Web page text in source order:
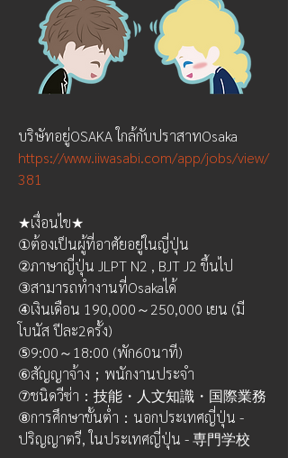
บริษัทอยู่OSAKA ใกล้กับปราสาทOsaka
https://www.iiwasabi.com/app/jobs/view/
381
★เงื่อนไข★
①ต้องเป็นผู้ที่อาศัยอยู่ในญี่ปุ่น
②ภาษาญี่ปุ่น JLPT N2 , BJT J2 ขึ้นไป
③สามารถทำงานที่Osakaได้
④เงินเดือน 190,000～250,000 เยน (มี
โบนัส ปีละ2ครั้ง)
⑤9:00～18:00 (พัก60นาที)
⑥สัญญาจ้าง；พนักงานประจำ
⑦ชนิดวีซ่า：技能・人文知識・国際業務
⑧การศึกษาขั้นต่ำ：นอกประเทศญี่ปุ่น -
ปริญญาตรี, ในประเทศญี่ปุ่น - 専門学校